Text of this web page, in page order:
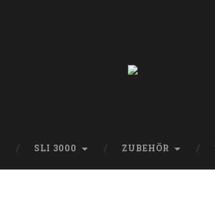
SLI 3000 ZUBEHÖR